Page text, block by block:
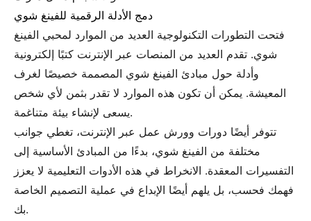
دمج الأدلة الرقمية للفينغ شوي
فتحت التطورات التكنولوجية العديد من الموارد لمحبي الفينغ
شوي. تقدم العديد من المنصات عبر الإنترنت كتبًا إلكترونية
وأدلة حول مبادئ الفينغ شوي المصممة خصيصًا لغرف
المعيشة. يمكن أن تكون هذه الموارد لا تقدر بثمن لأي شخص
يسعى لإنشاء بيئة متناغمة.
تتوفر أيضًا دورات وورش عمل عبر الإنترنت، تغطي جوانب
مختلفة من الفينغ شوي، بدءًا من المبادئ الأساسية إلى
التفسيرات المعقدة. الانخراط في هذه الأدوات التعليمية لا يعزز
فهمك فحسب، بل يلهم أيضًا الإبداع في عملية التصميم الخاصة
بك.